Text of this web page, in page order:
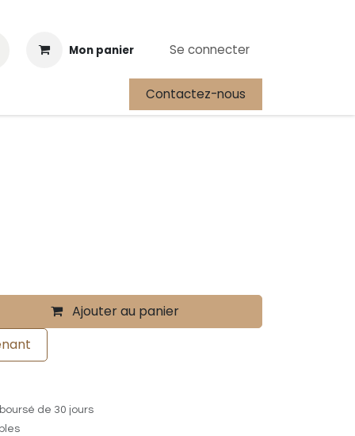
Mon panier Se connecter
Festival International de la Plongée Autonome
Contactez-nous
Ajouter au panier
de 30 jours